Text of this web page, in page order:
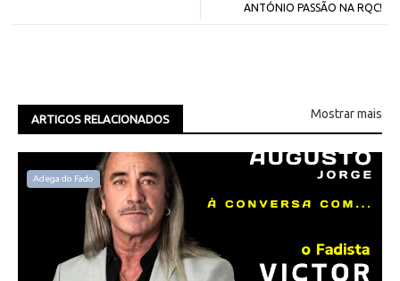
ANTÓNIO PASSÃO NA RQC!
ARTIGOS RELACIONADOS Mostrar mais
Adega do Fado